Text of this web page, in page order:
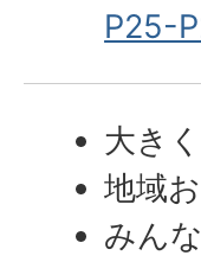
P25-
大き
地域
みん